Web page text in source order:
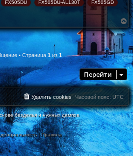
FX505DU FX505DU-AL130T
FX505GD
е
р
у
т
ь
с
я
к
н
а
ч
а
л
у
• Страница 1из 1
Перейти
Часовой пояс: UTC
Удалить cookies
безделья и нужных дампов
|Правила